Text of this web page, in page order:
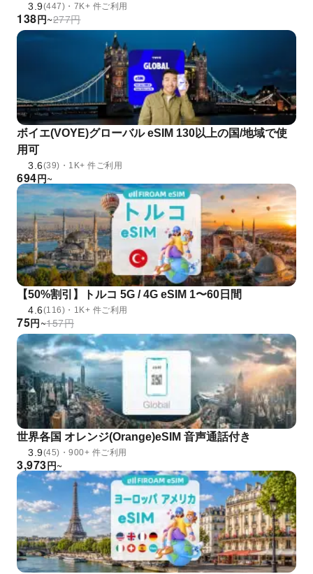
3.9(447)・7K+ 件ご利用
円
138 ~ 円
277
ボイエ(VOYE)グローバル eSIM 130以上の国/地域で使
用可
3.6(39)・1K+ 件ご利用
円
694 ~
【50%割引】トルコ 5G / 4G eSIM 1〜60日間
4.6(116)・1K+ 件ご利用
円
75 ~ 円
157
世界各国 オレンジ(Orange)eSIM 音声通話付き
3.9(45)・900+ 件ご利用
円
3,973 ~